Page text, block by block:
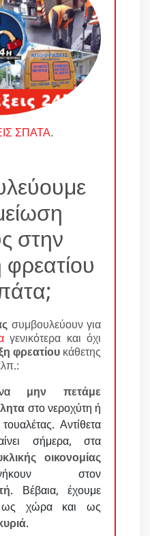
ΣΠΑΤΑ.
στην
συμβουλεύουν για
γενικότερα και όχι
φρεατίου κάθετης
να μην πετάμε
στο νεροχύτη ή
Αντίθετα
σήμερα, στα
οικονομίας
στον
. Βέβαια, έχουμε
ως χώρα και ως
.